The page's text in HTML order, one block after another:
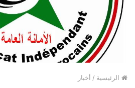
الرئيسية / أخبار